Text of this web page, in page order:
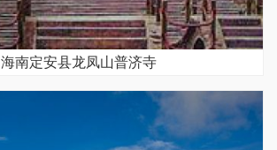
海南定安县龙凤山普济寺